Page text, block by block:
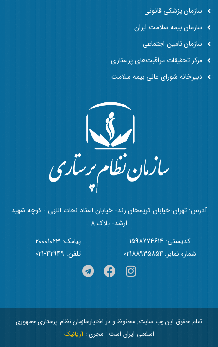
آدرس: تهران-خیابان کریمخان زند- خیابان استاد نجات اللهی - کوچه شهید
ارشد- پلاک 8
کدپستی: 1598774614
پیامک: 20001023
شماره نمابر: 02188935854
تلفن: 42949-021
سازمان پزشکی قانونی
سازمان بیمه سلامت ایران
سازمان تامین اجتماعی
مرکز تحقیقات مراقبت‌های پرستاری
دبیرخانه شورای عالی بیمه سلامت
تمام حقوق این وب سایت, محفوظ و در اختیارسازمان نظام پرستاری جمهوری
اسلامی ایران است
مجری :آریانیک